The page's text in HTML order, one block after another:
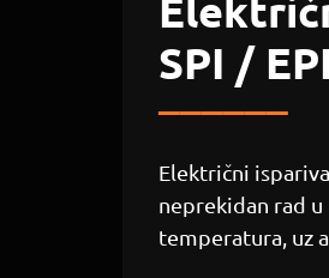
SPI / EPI
______
Električni
neprekidan rad
temperatura, uz